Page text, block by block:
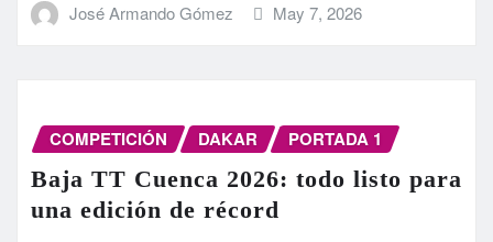
José Armando Gómez May 7, 2026
COMPETICIÓN DAKAR PORTADA 1
Baja TT Cuenca 2026: todo listo para
una edición de récord